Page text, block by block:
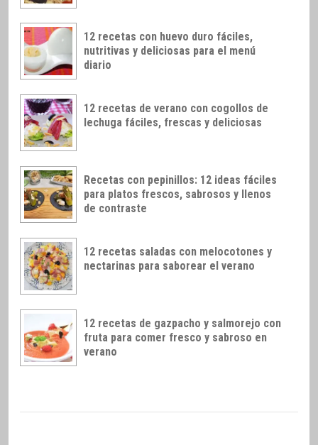
12 recetas con huevo duro fáciles,
nutritivas y deliciosas para el menú
diario
12 recetas de verano con cogollos de
lechuga fáciles, frescas y deliciosas
Recetas con pepinillos: 12 ideas fáciles
para platos frescos, sabrosos y llenos
de contraste
12 recetas saladas con melocotones y
nectarinas para saborear el verano
12 recetas de gazpacho y salmorejo con
fruta para comer fresco y sabroso en
verano